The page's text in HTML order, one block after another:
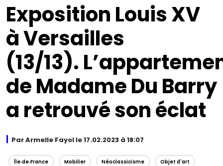
Exposition Louis XV
à Versailles
(13/13).
de Madame Du Barry
a retrouvé son éclat
Par Armelle Fayol le 17.02.2023 à 18:07
Île‑de‑France Mobilier Néoclassicisme Objet d'art